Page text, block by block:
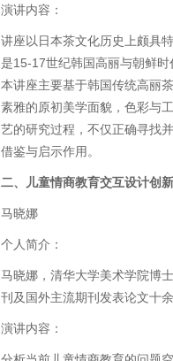
演讲内容：
讲座以日本茶文化历史上颇具
是15-17世纪韩国高丽与朝鲜
本讲座主要基于韩国传统高丽
素雅的原初美学面貌，色彩与
艺的研究过程，不仅正确寻找
借鉴与启示作用。
二、儿童情商教育交互设计创
马晓娜
个人简介：
马晓娜，清华大学美术学院博
刊及国外主流期刊发表论文十
演讲内容：